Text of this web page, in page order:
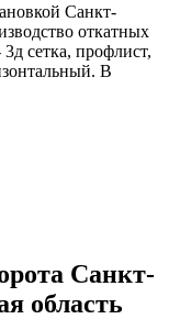
Санкт-
откатных
сетка, профлист,
В
Санкт-
область